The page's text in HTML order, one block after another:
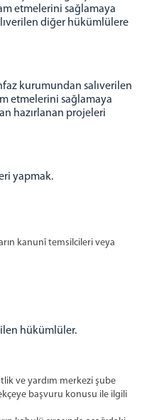
etmelerini sağlamaya
diğer hükümlülere
kurumundan salıverilen
etmelerini sağlamaya
hazırlanan projeleri
yapmak.
kanunî temsilcileri veya
hükümlüler.
ve yardım merkezi şube
başvuru konusu ile ilgili